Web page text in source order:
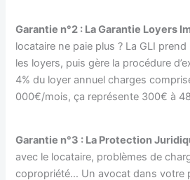
Garantie n°2 : La Garantie Loyers
locataire ne paie plus ? La GLI
les loyers, puis gère la procédure
4% du loyer annuel charges
000€/mois, ça représente 300€ à
Garantie n°3 : La Protection
avec le locataire, problèmes de
copropriété… Un avocat dans votre